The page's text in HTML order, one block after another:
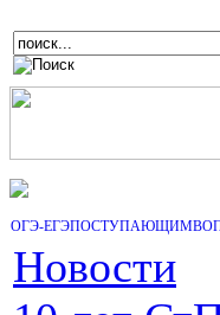
ОГЭ-ЕГЭПОСТУПАЮЩИМ
Новости